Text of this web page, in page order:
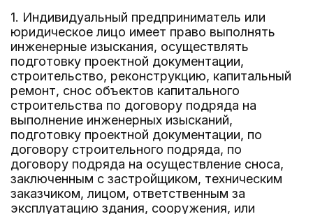
1. Индивидуальный предприниматель или
юридическое лицо имеет право выполнять
инженерные изыскания, осуществлять
подготовку проектной документации,
строительство, реконструкцию, капитальный
ремонт, снос объектов капитального
строительства по договору подряда на
выполнение инженерных изысканий,
подготовку проектной документации, по
договору строительного подряда, по
договору подряда на осуществление сноса,
заключенным с застройщиком, техническим
заказчиком, лицом, ответственным за
эксплуатацию здания, сооружения, или